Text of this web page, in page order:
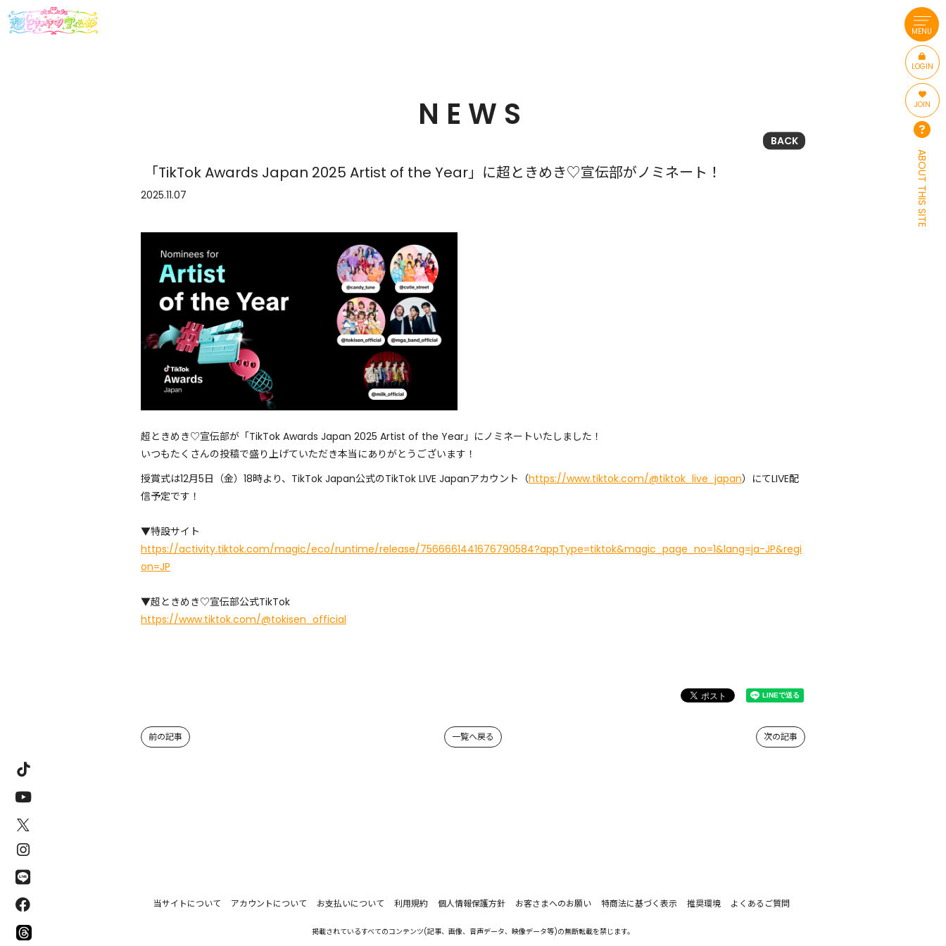
MENU
LOGIN
JOIN
ABOUT THIS SITE
NEWS
BACK
「TikTok Awards Japan 2025 Artist of the Year」に超ときめき♡宣伝部がノミネート！
2025.11.07
超ときめき♡宣伝部が「TikTok Awards Japan 2025 Artist of the Year」にノミネートいたしました！
いつもたくさんの投稿で盛り上げていただき本当にありがとうございます！
授賞式は12月5日（金）18時より、TikTok Japan公式のTikTok LIVE Japanアカウント（https://www.tiktok.com/@tiktok_live_japan）にてLIVE配
信予定です！
▼特設サイト
https://activity.tiktok.com/magic/eco/runtime/release/7566661441676790584?appType=tiktok&magic_page_no=1&lang=ja-JP&regi
on=JP
▼超ときめき♡宣伝部公式TikTok
https://www.tiktok.com/@tokisen_official
次の記事
一覧へ戻る
前の記事
当サイトについて アカウントについて お支払いについて 利用規約 個人情報保護方針 お客さまへのお願い 特商法に基づく表示 推奨環境 よくあるご質問
掲載されているすべてのコンテンツ(記事、画像、音声データ、映像データ等)の無断転載を禁じます。